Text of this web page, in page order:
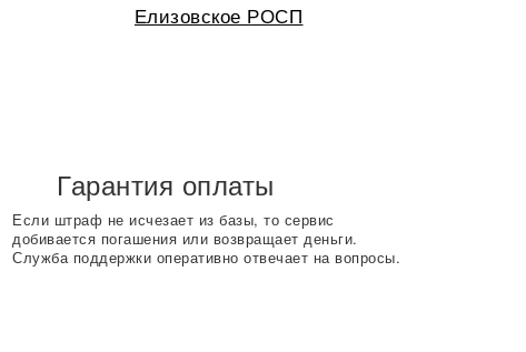
Елизовское РОСП
Гарантия оплаты
Если штраф не исчезает из базы, то сервис
добивается погашения или возвращает деньги.
Служба поддержки оперативно отвечает на вопросы.